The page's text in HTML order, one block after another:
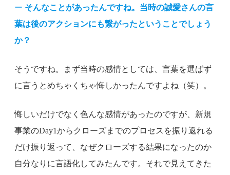
ー そんなことがあったんですね。当時の誠愛さんの言
葉は後のアクションにも繋がったということでしょう
か？
そうですね。まず当時の感情としては、言葉を選ばず
に言うとめちゃくちゃ悔しかったんですよね（笑）。
悔しいだけでなく色んな感情があったのですが、新規
事業のDay1からクローズまでのプロセスを振り返れる
だけ振り返って、なぜクローズする結果になったのか
自分なりに言語化してみたんです。それで見えてきた